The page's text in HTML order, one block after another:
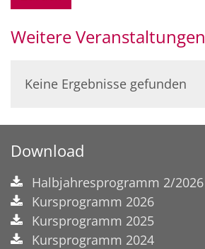
Weitere Veranstaltungen
Keine Ergebnisse gefunden
Download
Halbjahresprogramm 2/2026
Kursprogramm 2026
Kursprogramm 2025
Kursprogramm 2024